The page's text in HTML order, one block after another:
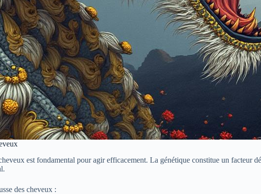
est fondamental pour agir efficacement. La génétique constitue un facteur
des cheveux :